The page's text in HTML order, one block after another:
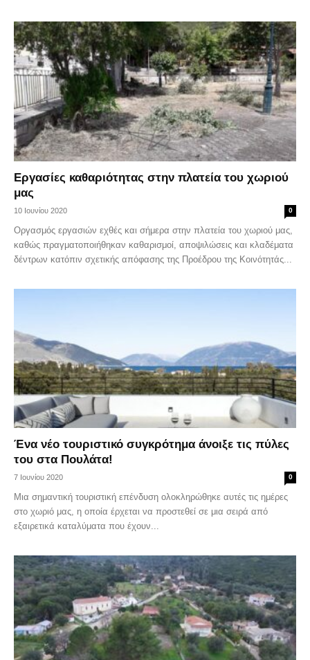
Εργασίες καθαριότητας στην πλατεία του χωριού
μας
10 Ιουνίου 2020 0
Οργασμός εργασιών εχθές και σήμερα στην πλατεία του χωριού μας,
καθώς πραγματοποιήθηκαν καθαρισμοί, αποψιλώσεις και κλαδέματα
δέντρων κατόπιν σχετικής απόφασης της Προέδρου της Κοινότητάς...
Ένα νέο τουριστικό συγκρότημα άνοιξε τις πύλες
του στα Πουλάτα!
7 Ιουνίου 2020 0
Μια σημαντική τουριστική επένδυση ολοκληρώθηκε αυτές τις ημέρες
στο χωριό μας, η οποία έρχεται να προστεθεί σε μια σειρά από
εξαιρετικά καταλύματα που έχουν...